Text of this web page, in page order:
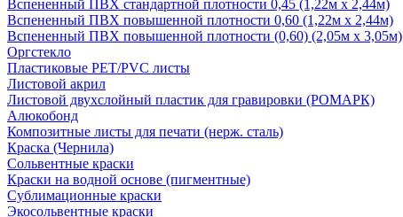
Вспененный ПВХ стандартной плотности 0,45 (1,22м х 2,44м)
Вспененный ПВХ повышенной плотности 0,60 (1,22м х 2,44м)
Вспененный ПВХ повышенной плотности (0,60) (2,05м х 3,05м)
Оргстекло
Пластиковые PET/PVC листы
Листовой акрил
Листовой двухслойный пластик для гравировки (РОМАРК)
Алюкобонд
Композитные листы для печати (нерж. сталь)
Краска (Чернила)
Сольвентные краски
Краски на водной основе (пигментные)
Сублимационные краски
Экосольвентные краски